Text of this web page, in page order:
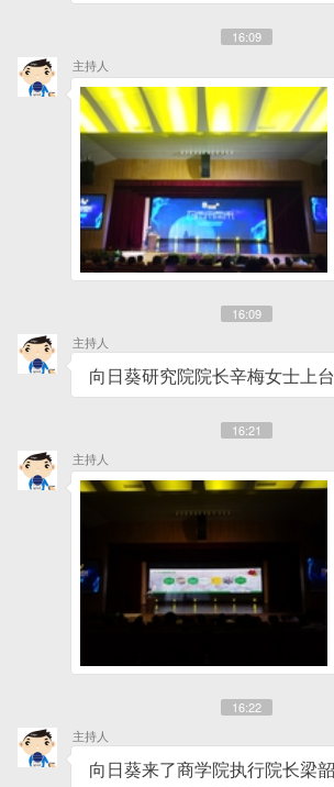
16:09
主持人
16:09
主持人
向日葵研究院院长辛梅女士上台
16:21
主持人
16:22
主持人
向日葵来了商学院执行院长梁